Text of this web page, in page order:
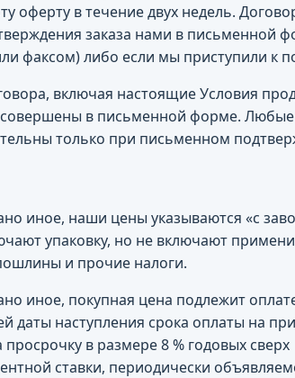
оферту в течение двух недель.
заказа нами в письменной
факсом) либо если мы приступили к
включая настоящие Условия
совершены в письменной форме.
только при письменном
иное, наши цены указываются «с
упаковку, но не включают
и прочие налоги.
иное, покупная цена подлежит
даты наступления срока оплаты на
в размере 8 % годовых сверх
ставки, периодически